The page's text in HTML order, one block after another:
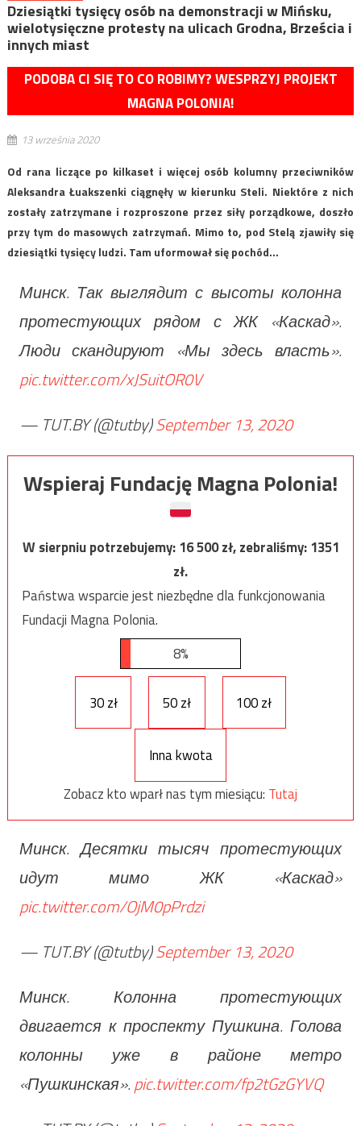
Dziesiątki tysięcy osób na demonstracji w Mińsku,
wielotysięczne protesty na ulicach Grodna, Brześcia i
innych miast
PODOBA CI SIĘ TO CO ROBIMY? WESPRZYJ PROJEKT
MAGNA POLONIA!
13 września 2020
Od rana liczące po kilkaset i więcej osób kolumny przeciwników
Aleksandra Łuakszenki ciągnęły w kierunku Steli. Niektóre z nich
zostały zatrzymane i rozproszone przez siły porządkowe, doszło
przy tym do masowych zatrzymań. Mimo to, pod Stelą zjawiły się
dziesiątki tysięcy ludzi. Tam uformował się pochód…
Минск. Так выглядит с высоты колонна
протестующих рядом с ЖК «Каскад».
Люди скандируют «Мы здесь власть».
pic.twitter.com/xJSuitOR0V
— TUT.BY (@tutby)September 13, 2020
Wspieraj Fundację Magna Polonia!
W sierpniu potrzebujemy:16 500zł, zebraliśmy:1351
zł.
Państwa wsparcie jest niezbędne dla funkcjonowania
Fundacji Magna Polonia.
8%
30 zł 50 zł 100 zł
Inna kwota
Zobacz kto wparł nas tym miesiącu: Tutaj
Минск. Десятки тысяч протестующих
идут мимо ЖК «Каскад»
pic.twitter.com/OjM0pPrdzi
— TUT.BY (@tutby)September 13, 2020
Минск. Колонна протестующих
двигается к проспекту Пушкина. Голова
колонны уже в районе метро
«Пушкинская».pic.twitter.com/fp2tGzGYVQ